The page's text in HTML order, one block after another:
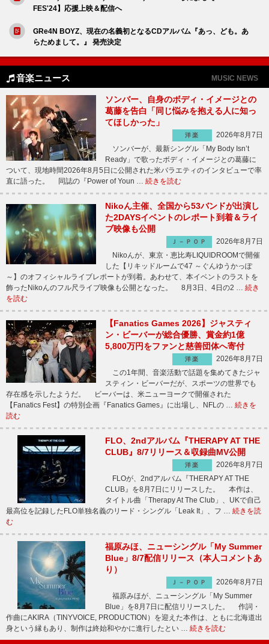
FES'24】応援上映＆配信へ
GRe4N BOYZ、現在の名義初となるCDアルバム『あっ、ども。あ
らためまして。』 発売決定
音楽ニュース MUSIC NEWS
ソンバー、自身のボディ・イメージとの
葛藤を告白「同じ悩みを抱える人に知っ
てほしかった」
洋楽
2026年8月7日
ソンバーが、最新シングル「My Body Isn’t
Ready」で歌ったボディ・イメージとの葛藤に
ついて、現地時間2026年8月5日に公開された米バラエティのインタビューで率
直に語った。 同誌の『Power of Youn … 続きを読む
Nikoん主催、全国から53バンドが出演し
た2DAYSイベントのレポート到着＆ライ
ブ映像も公開
Ｊ－ＰＯＰ
2026年8月7日
Nikoんが、東京・恵比寿LIQUIDROOMで開催
した【リキッドルームで47 ～ぐんゆうかっぽ
～】のオフィシャルライブレポートが到着。あわせて、本イベントのラストを
飾ったNikoんのフル尺ライブ映像も公開となった。 8月3日、4日の2 … 続き
を読む
【Fanatics Games 2026】ジャスティ
ン・ビーバーが総合優勝、賞金約1億
5,800万円をファンと慈善団体へ寄付
洋楽
2026年8月7日
この1年間、音楽活動で話題を集めてきたジャ
スティン・ビーバーだが、スポーツの世界でも
存在感を示したようだ。 ビーバーは、米ニューヨークで開催された
【Fanatics Fest】の特別企画『Fanatics Games』に出場し、NFLの … 続きを
読む
FLO、2ndアルバム『THERAPY AT THE
CLUB』8/7リリース＆収録曲MV公開
洋楽
2026年8月7日
FLOが、2ndアルバム『THERAPY AT THE
CLUB』を8月7日にリリースした。 本作は、
タイトル曲「Therapy At The Club」、UKで自己
最高位を記録したFLO単独名義のリード・シングル「Leak It」、フ … 続きを読
む
福原みほ、ニューシングル「My Summer
Blue」8/7配信リリース（本人コメントあ
り）
Ｊ－ＰＯＰ
2026年8月7日
福原みほが、ニューシングル「My Summer
Blue」を8月7日に配信リリースした。 作詞・
作曲にAKIRA（TINYVOICE, PRODUCTION）を迎えた本作は、ともに北海道出
身という縁もあり、制作は終始和やかに進行したとい … 続きを読む